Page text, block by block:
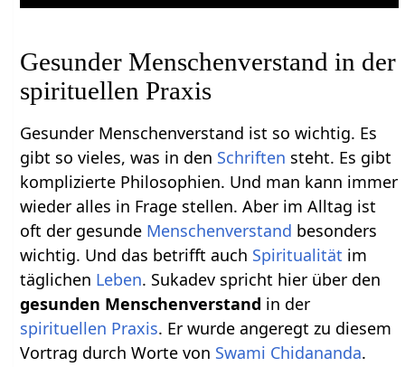
Gesunder Menschenverstand in der
spirituellen Praxis
Gesunder Menschenverstand ist so wichtig. Es
gibt so vieles, was in den Schriften steht. Es gibt
komplizierte Philosophien. Und man kann immer
wieder alles in Frage stellen. Aber im Alltag ist
oft der gesunde Menschenverstand besonders
wichtig. Und das betrifft auch Spiritualität im
täglichen Leben. Sukadev spricht hier über den
gesunden Menschenverstand in der
spirituellen Praxis. Er wurde angeregt zu diesem
Vortrag durch Worte von Swami Chidananda.